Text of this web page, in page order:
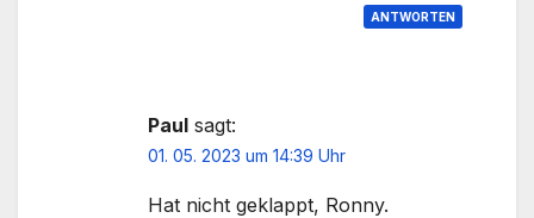
ANTWORTEN
Paul sagt:
01. 05. 2023 um 14:39 Uhr
Hat nicht geklappt, Ronny.